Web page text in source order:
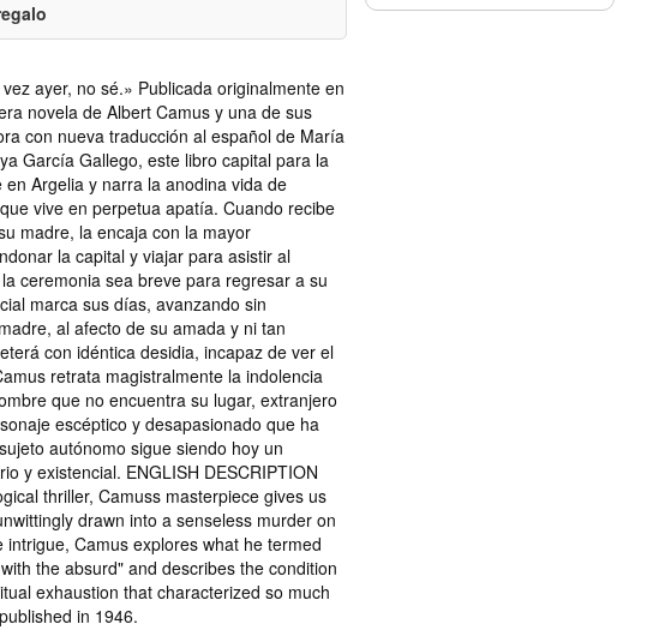
ayer, no sé.» Publicada originalmente en
novela de Albert Camus y una de sus
con nueva traducción al español de María
García Gallego, este libro capital para la
Argelia y narra la anodina vida de
vive en perpetua apatía. Cuando recibe
madre, la encaja con la mayor
la capital y viajar para asistir al
ceremonia sea breve para regresar a su
marca sus días, avanzando sin
al afecto de su amada y ni tan
con idéntica desidia, incapaz de ver el
retrata magistralmente la indolencia
que no encuentra su lugar, extranjero
escéptico y desapasionado que ha
autónomo sigue siendo hoy un
y existencial. ENGLISH DESCRIPTION
thriller, Camuss masterpiece gives us
drawn into a senseless murder on
Camus explores what he termed
the absurd" and describes the condition
exhaustion that characterized so much
in 1946.